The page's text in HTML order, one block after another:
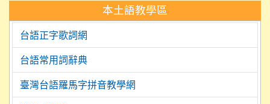
本土語教學區
台語正字歌詞網
台語常用詞辭典
臺灣台語羅馬字拼音教學網